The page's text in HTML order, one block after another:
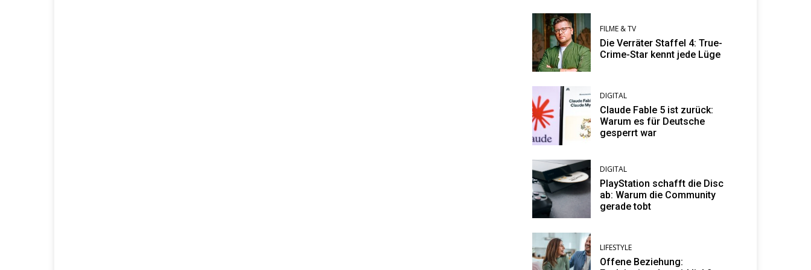
FILME & TV
Die Verräter Staffel 4: True-
Crime-Star kennt jede Lüge
DIGITAL
Claude Fable 5 ist zurück:
Warum es für Deutsche
gesperrt war
DIGITAL
PlayStation schafft die Disc
ab: Warum die Community
gerade tobt
LIFESTYLE
Offene Beziehung: